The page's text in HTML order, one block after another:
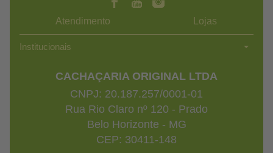
Atendimento Lojas
Institucionais
CACHAÇARIA ORIGINAL LTDA
CNPJ: 20.187.257/0001-01
Rua Rio Claro nº 120 - Prado
Belo Horizonte - MG
CEP: 30411-148